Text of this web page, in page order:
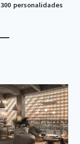
300 personalidades